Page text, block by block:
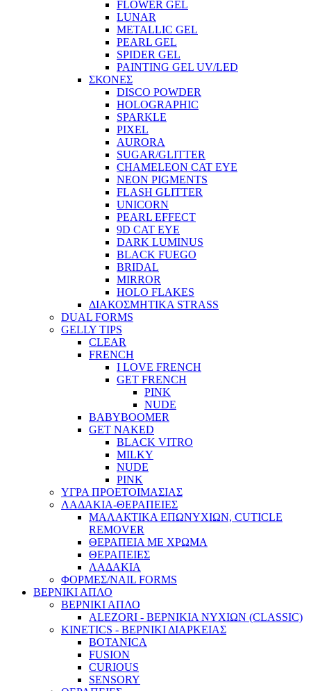
FLOWER GEL
LUNAR
METALLIC GEL
PEARL GEL
SPIDER GEL
PAINTING GEL UV/LED
ΣΚΟΝΕΣ
DISCO POWDER
HOLOGRAPHIC
SPARKLE
PIXEL
AURORA
SUGAR/GLITTER
CHAMELEON CAT EYE
NEON PIGMENTS
FLASH GLITTER
UNICORN
PEARL EFFECT
9D CAT EYE
DARK LUMINUS
BLACK FUEGO
BRIDAL
MIRROR
HOLO FLAKES
ΔΙΑΚΟΣΜΗΤΙΚΑ STRASS
DUAL FORMS
GELLY TIPS
CLEAR
FRENCH
I LOVE FRENCH
GET FRENCH
PINK
NUDE
BABYBOOMER
GET NAKED
BLACK VITRO
MILKY
NUDE
PINK
ΥΓΡΑ ΠΡΟΕΤΟΙΜΑΣΙΑΣ
ΛΑΔΑΚΙΑ-ΘΕΡΑΠΕΙΕΣ
ΜΑΛΑΚΤΙΚΑ ΕΠΩΝΥΧΙΩΝ, CUTICLE
REMOVER
ΘΕΡΑΠΕΙΑ ΜΕ ΧΡΩΜΑ
ΘΕΡΑΠΕΙΕΣ
ΛΑΔΑΚΙΑ
ΦΟΡΜΕΣ/NAIL FORMS
ΒΕΡΝΙΚΙ ΑΠΛΟ
ΒΕΡΝΙΚΙ ΑΠΛΟ
ALEZORI - ΒΕΡΝΙΚΙΑ ΝΥΧΙΩΝ (CLASSIC)
KINETICS - ΒΕΡΝΙΚΙ ΔΙΑΡΚΕΙΑΣ
BOTANICA
FUSION
CURIOUS
SENSORY